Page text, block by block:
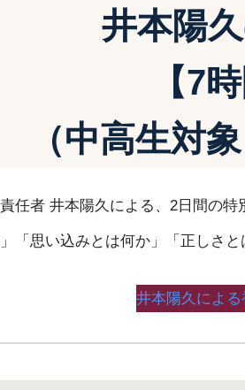
井本陽
【7
（中高生対
任者 井本陽久による、2日間の特
「思い込みとは何か」「正しさ
井本陽久によ